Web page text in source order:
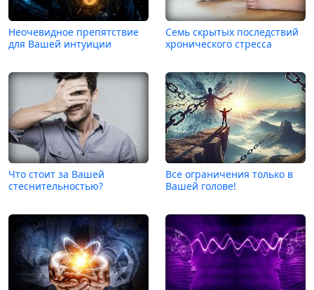
Неочевидное препятствие
для Вашей интуиции
Семь скрытых последствий
хронического стресса
Что стоит за Вашей
стеснительностью?
Все ограничения только в
Вашей голове!